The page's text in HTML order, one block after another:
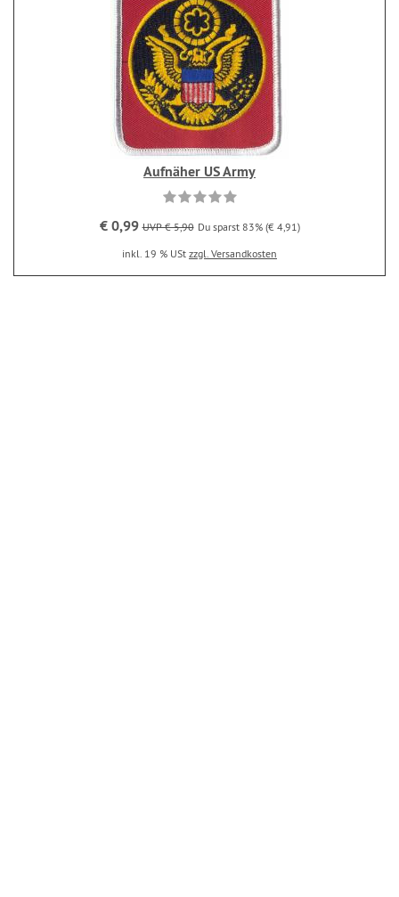
Aufnäher US Army
€ 0,99 UVP € 5,90 Du sparst 83% (€ 4,91)
inkl. 19 % USt zzgl. Versandkosten